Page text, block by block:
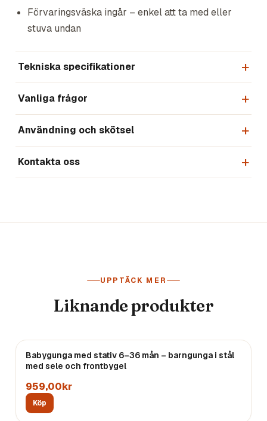
Förvaringsväska ingår – enkel att ta med eller
stuva undan
Tekniska specifikationer
Vanliga frågor
Användning och skötsel
Kontakta oss
UPPTÄCK MER
Liknande produkter
Babygunga med stativ 6–36 mån – barngunga i stål
med sele och frontbygel
959,00kr
Köp